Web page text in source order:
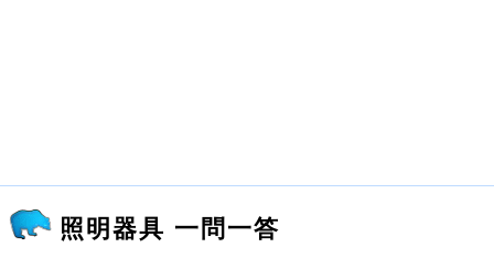
照明器具 一問一答